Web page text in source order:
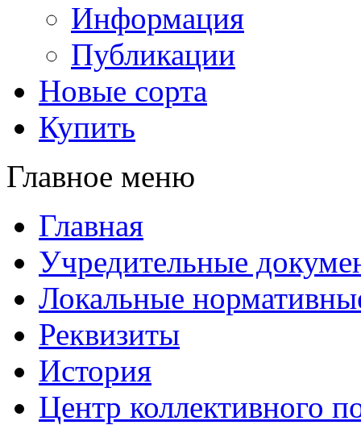
Информация
Публикации
Новые сорта
Купить
Главное меню
Главная
Учредительные
Локальные
Реквизиты
История
Центр коллективного